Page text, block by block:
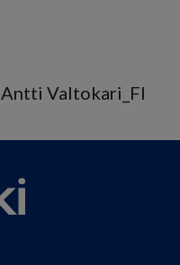
Antti Valtokari_FI